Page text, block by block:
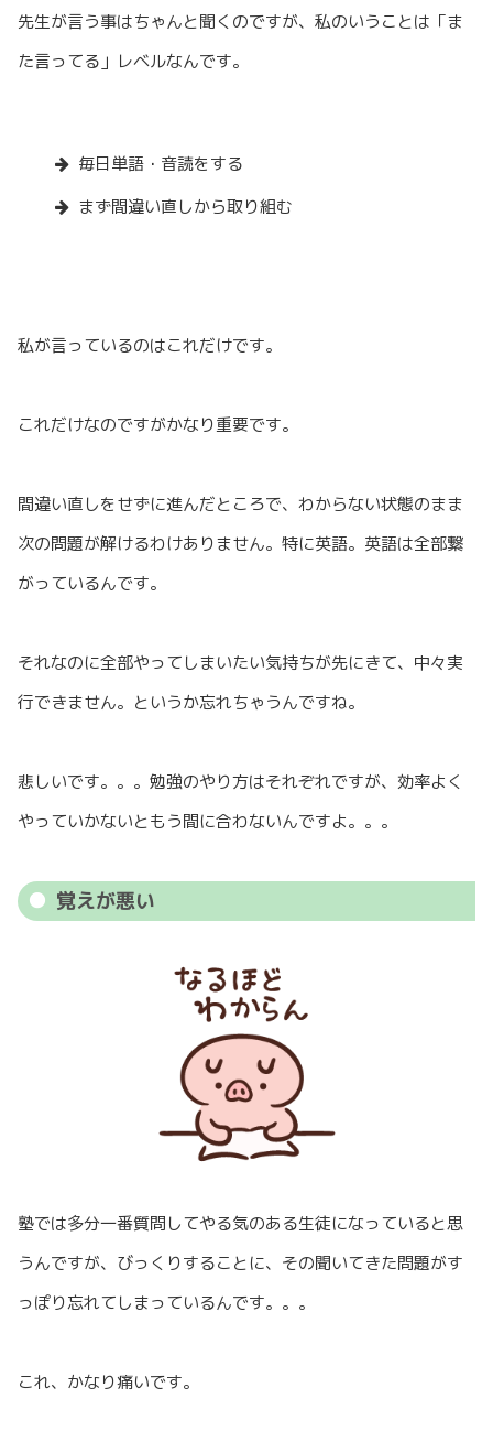
先生が言う事はちゃんと聞くのですが、私のいうことは「ま
た言ってる」レベルなんです。
毎日単語・音読をする
まず間違い直しから取り組む
私が言っているのはこれだけです。
これだけなのですがかなり重要です。
間違い直しをせずに進んだところで、わからない状態のまま
次の問題が解けるわけありません。特に英語。英語は全部繋
がっているんです。
それなのに全部やってしまいたい気持ちが先にきて、中々実
行できません。というか忘れちゃうんですね。
悲しいです。。。勉強のやり方はそれぞれですが、効率よく
やっていかないともう間に合わないんですよ。。。
覚えが悪い
塾では多分一番質問してやる気のある生徒になっていると思
うんですが、びっくりすることに、その聞いてきた問題がす
っぽり忘れてしまっているんです。。。
これ、かなり痛いです。